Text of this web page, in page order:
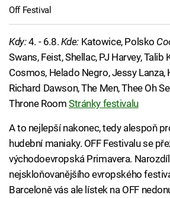
Off Festival
Kdy:4. - 6.8. Kde:Katowice, Polsko
Swans, Feist, Shellac, PJ Harvey, Talib
Cosmos, Helado Negro, Jessy Lanza,
Richard Dawson, The Men, Thee Oh
Throne Room Stránky festivalu
A to nejlepší nakonec, tedy alespoň
hudební maniaky. OFF Festivalu se
východoevropská Primavera.
nejskloňovanějšího evropského
Barceloně vás ale lístek na OFF